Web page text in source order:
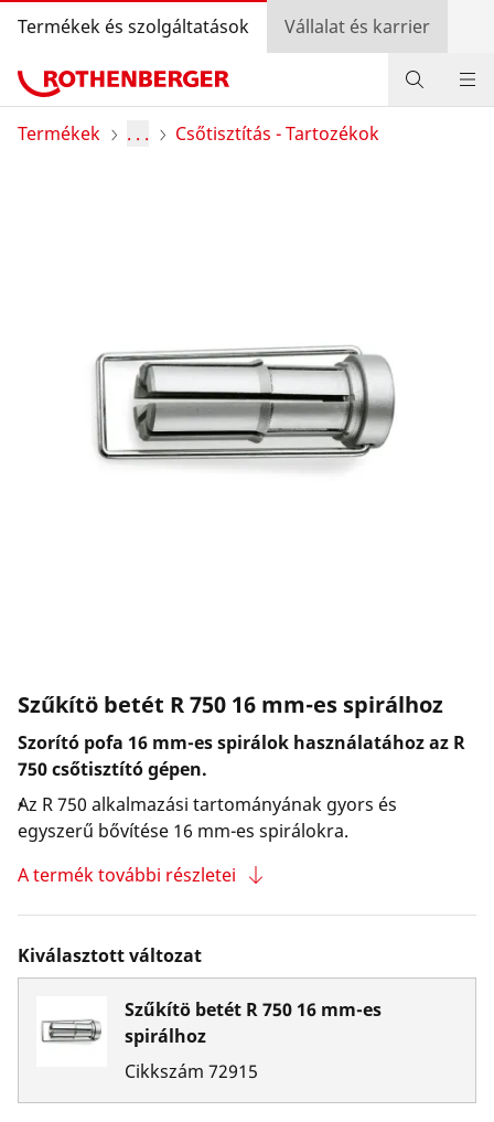
Termékek és szolgáltatások Vállalat és karrier
Termékek
Kereskedő kereső
Bejelentkezés
Országválasztás
Termékek . . . Csőtisztítás - Tartozékok
Szűkítö betét R 750 16 mm-es spirálhoz
Szorító pofa 16 mm-es spirálok használatához az R
750 csőtisztító gépen.
Az R 750 alkalmazási tartományának gyors és
egyszerű bővítése 16 mm-es spirálokra.
A termék további részletei
Kiválasztott változat
Szűkítö betét R 750 16 mm-es
spirálhoz
Cikkszám 72915